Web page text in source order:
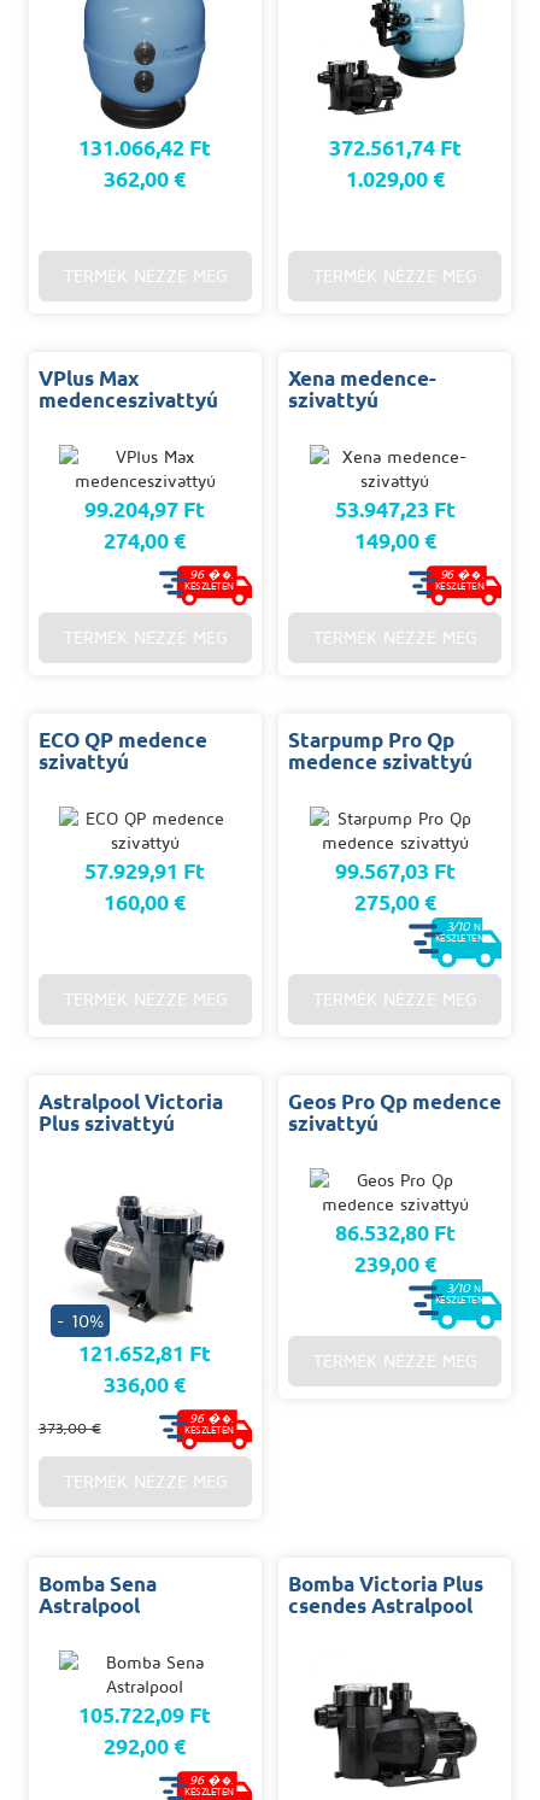
131.066,42 Ft
362,00 €
TERMÉK NÉZZE MEG
372.561,74 Ft
1.029,00 €
TERMÉK NÉZZE MEG
VPlus Max
medenceszivattyú
99.204,97 Ft
274,00 €
96 ��.
KÉSZLETEN
TERMÉK NÉZZE MEG
Xena medence-
szivattyú
53.947,23 Ft
149,00 €
96 ��.
KÉSZLETEN
TERMÉK NÉZZE MEG
ECO QP medence
szivattyú
57.929,91 Ft
160,00 €
TERMÉK NÉZZE MEG
Starpump Pro Qp
medence szivattyú
99.567,03 Ft
275,00 €
3/10N.
KÉSZLETEN
TERMÉK NÉZZE MEG
Astralpool Victoria
Plus szivattyú
- 10%
121.652,81 Ft
336,00 €
373,00 €
96 ��.
KÉSZLETEN
TERMÉK NÉZZE MEG
Geos Pro Qp medence
szivattyú
86.532,80 Ft
239,00 €
3/10N.
KÉSZLETEN
TERMÉK NÉZZE MEG
Bomba Sena
Astralpool
105.722,09 Ft
292,00 €
96 ��.
KÉSZLETEN
Bomba Victoria Plus
csendes Astralpool